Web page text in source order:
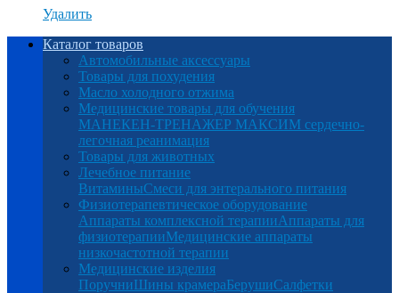
Удалить
Каталог товаров
Автомобильные аксессуары
Товары для похудения
Масло холодного отжима
Медицинские товары для обучения
МАНЕКЕН-ТРЕНАЖЕР МАКСИМ сердечно-
легочная реанимация
Товары для животных
Лечебное питание
ВитаминыСмеси для энтерального питания
Физиотерапевтическое оборудование
Аппараты комплексной терапииАппараты для
физиотерапииМедицинские аппараты
низкочастотной терапии
Медицинские изделия
ПоручниШины крамераБерушиСалфетки